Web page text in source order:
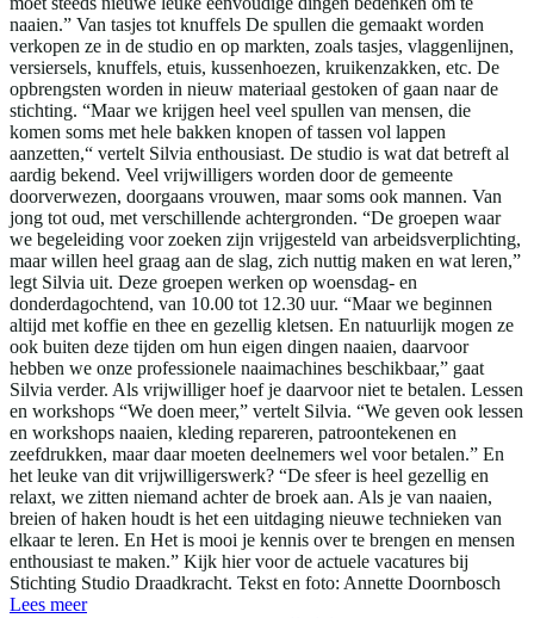
naaien.” Van tasjes tot knuffels De spullen die gemaakt worden
verkopen ze in de studio en op markten, zoals tasjes, vlaggenlijnen,
versiersels, knuffels, etuis, kussenhoezen, kruikenzakken, etc. De
opbrengsten worden in nieuw materiaal gestoken of gaan naar de
stichting. “Maar we krijgen heel veel spullen van mensen, die
komen soms met hele bakken knopen of tassen vol lappen
aanzetten,“ vertelt Silvia enthousiast. De studio is wat dat betreft al
aardig bekend. Veel vrijwilligers worden door de gemeente
doorverwezen, doorgaans vrouwen, maar soms ook mannen. Van
jong tot oud, met verschillende achtergronden. “De groepen waar
we begeleiding voor zoeken zijn vrijgesteld van arbeidsverplichting,
maar willen heel graag aan de slag, zich nuttig maken en wat leren,”
legt Silvia uit. Deze groepen werken op woensdag- en
donderdagochtend, van 10.00 tot 12.30 uur. “Maar we beginnen
altijd met koffie en thee en gezellig kletsen. En natuurlijk mogen ze
ook buiten deze tijden om hun eigen dingen naaien, daarvoor
hebben we onze professionele naaimachines beschikbaar,” gaat
Silvia verder. Als vrijwilliger hoef je daarvoor niet te betalen. Lessen
en workshops “We doen meer,” vertelt Silvia. “We geven ook lessen
en workshops naaien, kleding repareren, patroontekenen en
zeefdrukken, maar daar moeten deelnemers wel voor betalen.” En
het leuke van dit vrijwilligerswerk? “De sfeer is heel gezellig en
relaxt, we zitten niemand achter de broek aan. Als je van naaien,
breien of haken houdt is het een uitdaging nieuwe technieken van
elkaar te leren. En Het is mooi je kennis over te brengen en mensen
enthousiast te maken.” Kijk hier voor de actuele vacatures bij
Stichting Studio Draadkracht. Tekst en foto: Annette Doornbosch
Lees meer